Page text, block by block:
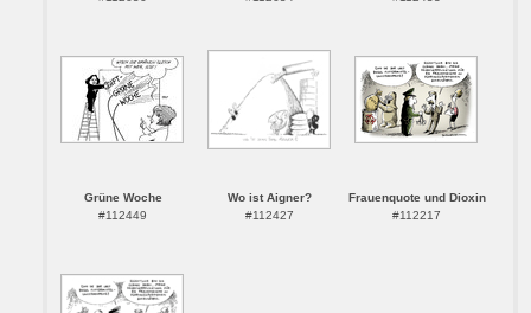
Grüne Woche
#112449
Wo ist Aigner?
#112427
Frauenquote und Dioxin
#112217